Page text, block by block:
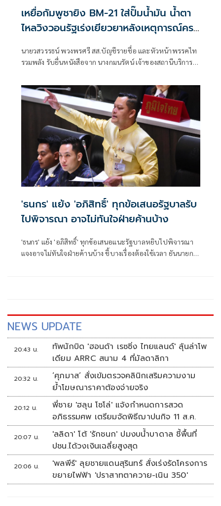
เหยื่อกัมพูชายิง BM-21 ใส่ปั๊มน้ำมัน น้ำตา
ไหลวิงวอนรัฐเร่งเยียวยาหลังเหตุการณ์ครบ
นายวสวรรธน์ พวงพรศรี สส.บัญชีรายชื่อ และหัวหน้าพรรคไท
รวมพลัง รับยื่นหนังสือจาก นางกมนรัตน์ เจ้าของสถานีบริการ
ศรีสะเกษ ที่ได้รับความเสียหายจากเหตุการณ์จรวด BM-21 ตก
ใส่ เมื่อ 24 ก.ค. 2568 แต่จนถึงขณะนี้ยังไม่ได้การเยียวยา
'ธนกร' แย้ง 'อภิสิทธิ์' ทุกข้อเสนอรัฐบาลรับ
ไปพิจารณา อาจไม่ทันใจฝ่ายค้านบ้าง
'ธนกร' แย้ง 'อภิสิทธิ์' ทุกข้อเสนอแนะรัฐบาลหยิบไปพิจารณา
แจงอาจไม่ทันใจฝ่ายค้านบ้าง ชี้บางเรื่องต้องใช้เวลา ยันนายกฯ
NEWS UPDATE
20:43 น.
ทัพนักบิด 'ฮอนด้า เรซซิ่ง ไทยแลนด์' ลุ้นล่าโพ
เดียม ARRC สนาม 4 ที่มัลดาลิกา
20:32 น.
‘ศุภมาส’ สั่งเข้มตรวจคลินิกเสริมความงาม
ย้ำโฆษณาราคาต้องจ่ายจริง
20:12 น.
พี่ชาย 'ฮลุน โซโล่' แจ้งกำหนดการสวด
อภิธรรมศพ เตรียมจัดพิธีฌาปนกิจ 11 ส.ค.
20:07 น.
'ลลิดา' โต้ 'รักชนก' ปมงบน้ำบาดาล ชี้พื้นที่
ปชน.ได้วงเงินเฉลี่ยสูงสุด
20:06 น.
'พลพีร์' ลุยชายแดนสุรินทร์ สั่งเร่งรัดโครงการ
ขยายไฟฟ้า 'ปราสาทตาควาย-เนิน 350'